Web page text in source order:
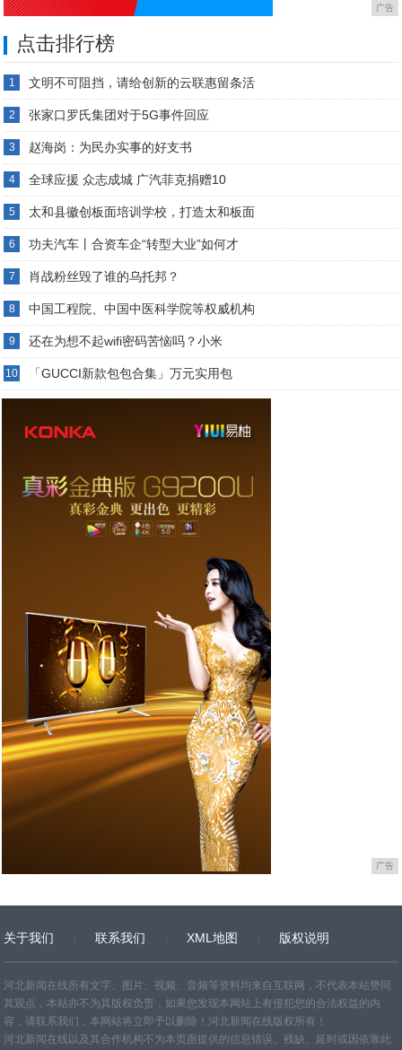
广告
点击排行榜
1 文明不可阻挡，请给创新的云联惠留条活
2 张家口罗氏集团对于5G事件回应
3 赵海岗：为民办实事的好支书
4 全球应援 众志成城 广汽菲克捐赠10
5 太和县徽创板面培训学校，打造太和板面
6 功夫汽车丨合资车企“转型大业”如何才
7 肖战粉丝毁了谁的乌托邦？
8 中国工程院、中国中医科学院等权威机构
9 还在为想不起wifi密码苦恼吗？小米
10 「GUCCI新款包包合集」万元实用包
广告
关于我们 联系我们 XML地图 版权说明
网站地图 TXT
河北新闻在线所有文字、图片、视频、音频等资料均来自互联网，不代表本站赞同
其观点，本站亦不为其版权负责，如果您发现本网站上有侵犯您的合法权益的内
容，请联系我们，本网站将立即予以删除！河北新闻在线版权所有！
河北新闻在线以及其合作机构不为本页面提供的信息错误、残缺、延时或因依靠此